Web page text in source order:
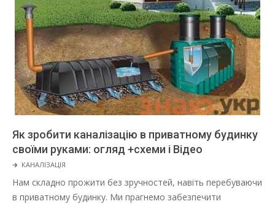
Як зробити каналізацію в приватному будинку
своїми руками: огляд +схеми і Відео
2022-
03-
🡲 КАНАЛІЗАЦІЯ
Нам складно прожити без зручностей, навіть перебуваючи
в приватному будинку. Ми прагнемо забезпечити